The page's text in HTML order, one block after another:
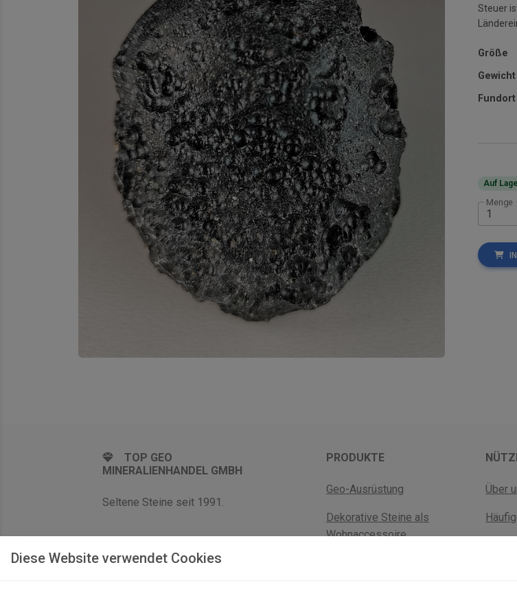
Diese Website verwendet Cookies
Steuer
Größe
Gewicht
Fundort
Auf
Menge
TOP GEO
MINERALIENHANDEL GMBH
Seltene Steine seit 1991.
PRODUKTE
Geo-Ausrüstung
Dekorative Steine als
Wohnaccessoire
Über